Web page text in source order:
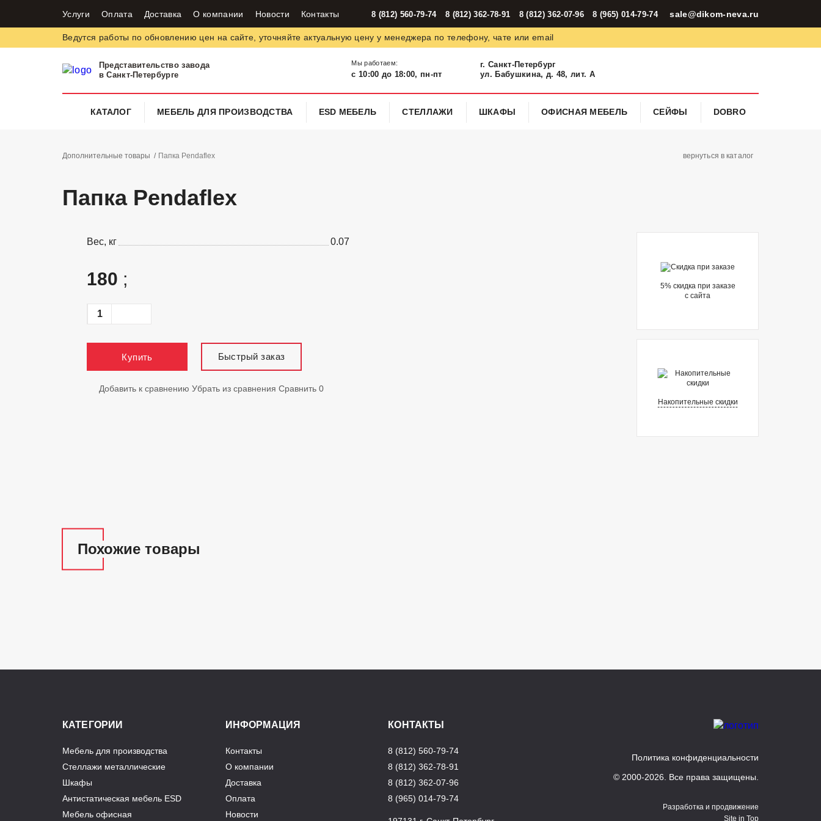
Услуги Оплата Доставка О компании Новости Контакты 8 (812) 560-79-74 8 (812) 362-78-91 8 (812) 362-07-96 8 (965) 014-79-74 sale@dikom-neva.ru
Ведутся работы по обновлению цен на сайте, уточняйте актуальную цену у менеджера по телефону, чате или email
Представительство завода
в Санкт-Петербурге
Мы работаем:
с 10:00 до 18:00, пн-пт
г. Санкт-Петербург
ул. Бабушкина, д. 48, лит. А
КАТАЛОГ МЕБЕЛЬ ДЛЯ ПРОИЗВОДСТВА ESD МЕБЕЛЬ СТЕЛЛАЖИ ШКАФЫ ОФИСНАЯ МЕБЕЛЬ СЕЙФЫ DOBRO
Дополнительные товары Папка Pendaflex вернуться в каталог
Папка Pendaflex
Вес, кг 0.07
180 ;
Купить Быстрый заказ
Добавить к сравнению Убрать из сравнения Сравнить 0
5% cкидка при заказе
с сайта
Накопительные скидки
Похожие товары
КАТЕГОРИИ
Мебель для производства
Стеллажи металлические
Шкафы
Антистатическая мебель ESD
Мебель офисная
ИНФОРМАЦИЯ
Контакты
О компании
Доставка
Оплата
Новости
КОНТАКТЫ
8 (812) 560-79-74
8 (812) 362-78-91
8 (812) 362-07-96
8 (965) 014-79-74
Политика конфиденциальности
© 2000-2026. Все права защищены.
Разработка и продвижение
Site in Top